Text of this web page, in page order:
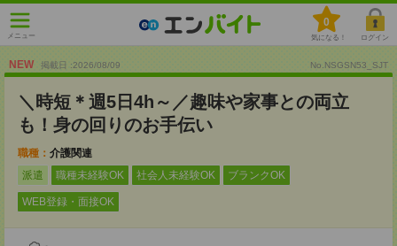
メニュー
0
気になる！ ログイン
NEW 掲載日 :2026/08/09 No.NSGSN53_SJT
＼時短＊週5日4h～／趣味や家事との両立
も！身の回りのお手伝い
職種： 介護関連
派遣
職種未経験OK 社会人未経験OK ブランクOK
WEB登録・面接OK